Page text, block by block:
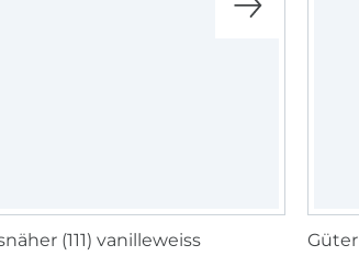
(111) vanilleweiss